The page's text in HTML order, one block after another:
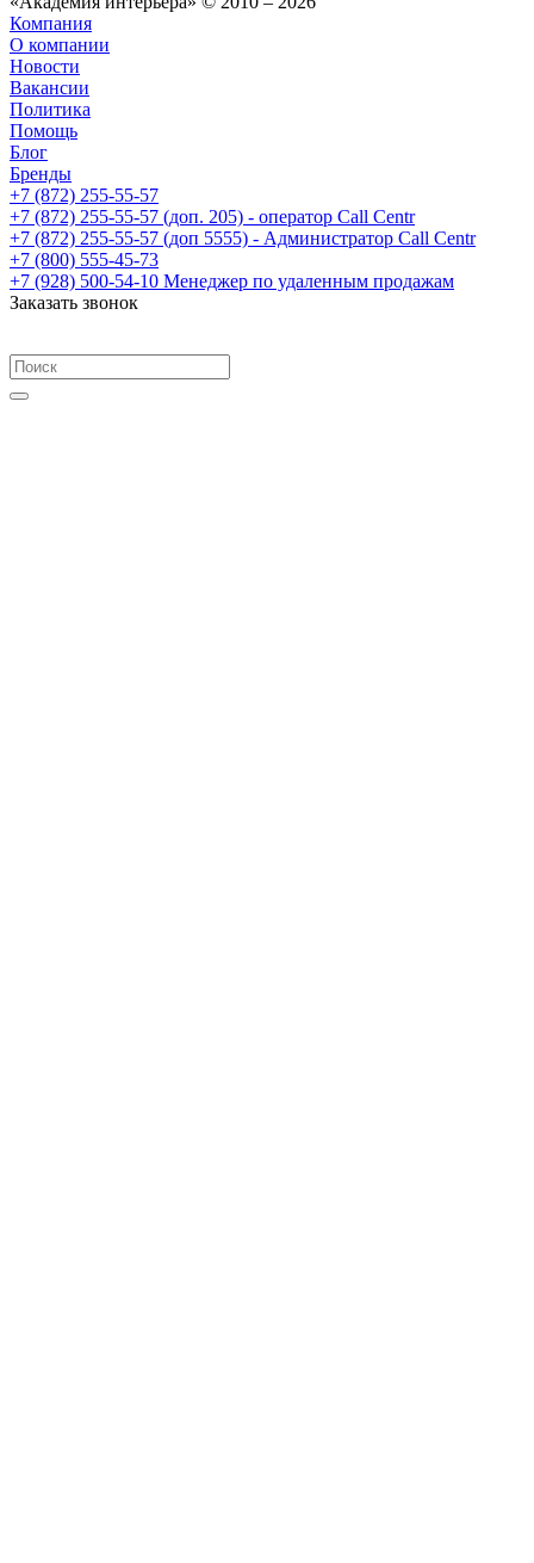
Компания
О компании
Новости
Вакансии
Политика
Помощь
Блог
Бренды
+7 (872) 255-55-57
+7 (872) 255-55-57 (доп. 205) - оператор Call Centr
+7 (872) 255-55-57 (доп 5555) - Администратор Call Centr
+7 (800) 555-45-73
+7 (928) 500-54-10 Менеджер по удаленным продажам
Заказать звонок